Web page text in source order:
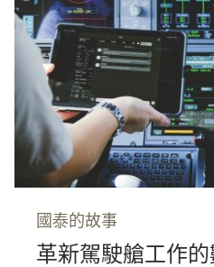
國泰的故事
革新駕駛艙工作